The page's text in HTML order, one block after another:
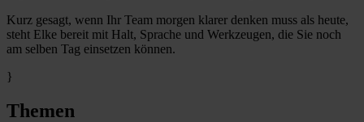
Kurz gesagt, wenn Ihr Team morgen klarer denken muss als heute,
steht Elke bereit mit Halt, Sprache und Werkzeugen, die Sie noch
am selben Tag einsetzen können.
}
Themen